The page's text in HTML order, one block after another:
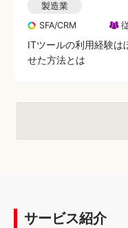
製造業
SFA/CRM
ITツールの利用経験は
せた方法とは
サービス紹介